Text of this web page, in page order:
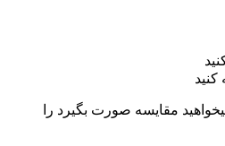
مقایسه صورت بگیرد را